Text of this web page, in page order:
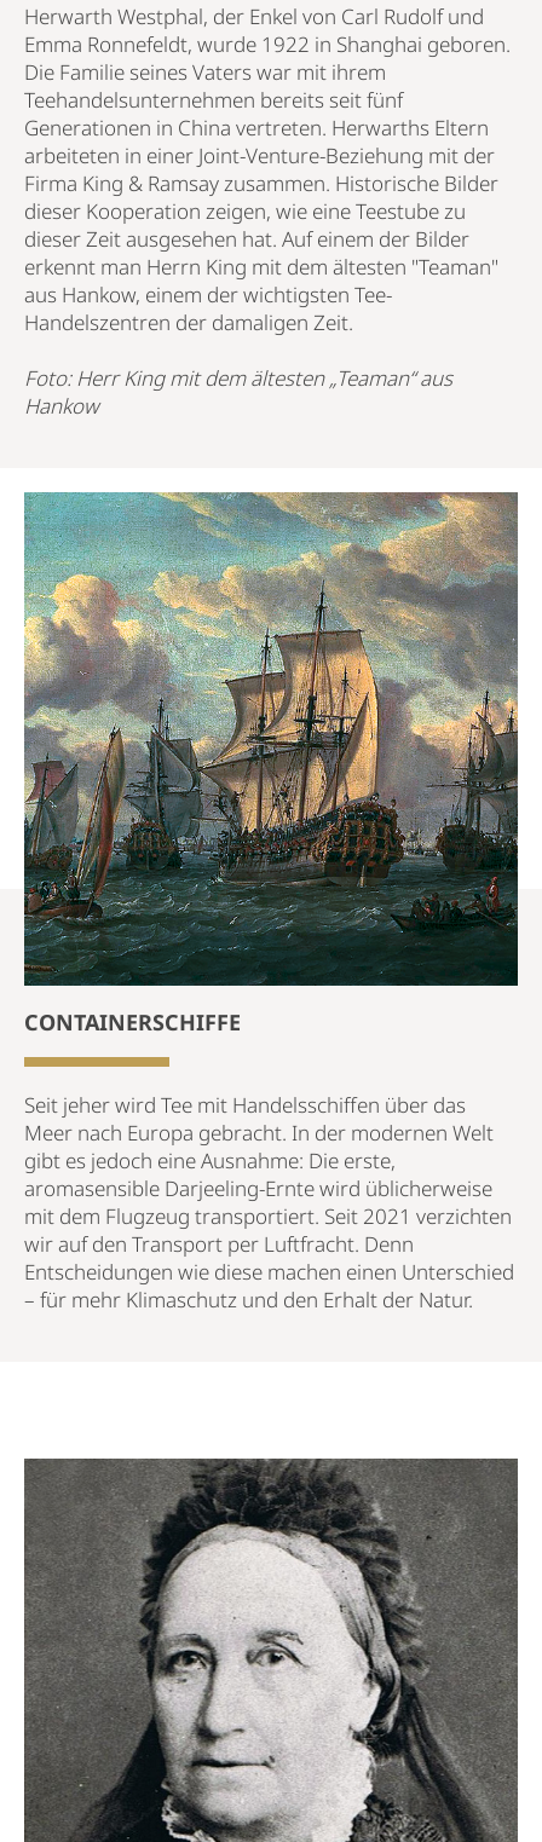
Herwarth Westphal, der Enkel von Carl Rudolf und
Emma Ronnefeldt, wurde 1922 in Shanghai geboren.
Die Familie seines Vaters war mit ihrem
Teehandelsunternehmen bereits seit fünf
Generationen in China vertreten. Herwarths Eltern
arbeiteten in einer Joint-Venture-Beziehung mit der
Firma King & Ramsay zusammen. Historische Bilder
dieser Kooperation zeigen, wie eine Teestube zu
dieser Zeit ausgesehen hat. Auf einem der Bilder
erkennt man Herrn King mit dem ältesten "Teaman"
aus Hankow, einem der wichtigsten Tee-
Handelszentren der damaligen Zeit.
Foto: Herr King mit dem ältesten „Teaman“ aus
Hankow
CONTAINERSCHIFFE
Seit jeher wird Tee mit Handelsschiffen über das
Meer nach Europa gebracht. In der modernen Welt
gibt es jedoch eine Ausnahme: Die erste,
aromasensible Darjeeling-Ernte wird üblicherweise
mit dem Flugzeug transportiert. Seit 2021 verzichten
wir auf den Transport per Luftfracht. Denn
Entscheidungen wie diese machen einen Unterschied
– für mehr Klimaschutz und den Erhalt der Natur.